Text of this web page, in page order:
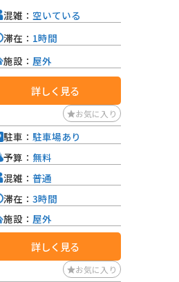
混雑： 空いている
滞在： 1時間
施設： 屋外
詳しく見る
お気に入り
駐車： 駐車場あり
予算： 無料
混雑： 普通
滞在： 3時間
施設： 屋外
詳しく見る
お気に入り